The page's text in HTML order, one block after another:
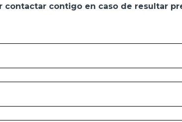
contactar contigo en caso de resultar